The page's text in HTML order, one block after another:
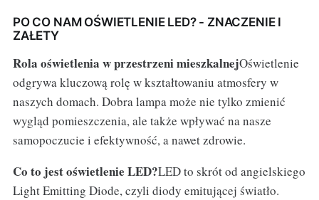
PO CO NAM OŚWIETLENIE LED? - ZNACZENIE I
ZAŁETY
Rola oświetlenia w przestrzeni mieszkalnejOświetlenie
odgrywa kluczową rolę w kształtowaniu atmosfery w
naszych domach. Dobra lampa może nie tylko zmienić
wygląd pomieszczenia, ale także wpływać na nasze
samopoczucie i efektywność, a nawet zdrowie.
Co to jest oświetlenie LED?LED to skrót od angielskiego
Light Emitting Diode, czyli diody emitującej światło.